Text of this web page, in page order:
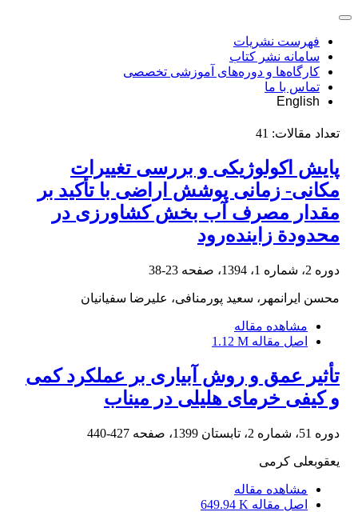
فهرست نشریات
سامانه نشر کتاب
کارگاه‌ها و دوره‌های آموزشی تخصصی
تماس با ما
English
تعداد مقالات: 41
پایش اکولوژیکی و بررسی تغییرات
مکانی- زمانی پوشش اراضی با تأکید بر
مقدار مصرف آب بخش کشاورزی در
محدودة زاینده‌رود
دوره 2، شماره 1، 1394، صفحه 23-38
محسن ایرانمهر، سعید پورمنافی، علیرضا سفیانیان
مشاهده مقاله
اصل مقاله 1.12 M
تأثیر عمق و روش آبیاری بر عملکرد کمی
و کیفی خرمای هلیلی در میناب
دوره 51، شماره 2، تابستان 1399، صفحه 427-440
یعقوبعلی کرمی
مشاهده مقاله
اصل مقاله 649.94 K